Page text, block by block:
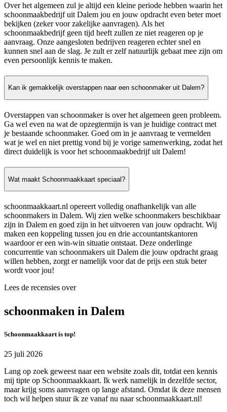
Over het algemeen zul je altijd een kleine periode hebben waarin het
schoonmaakbedrijf uit Dalem jou en jouw opdracht even beter moet
bekijken (zeker voor zakelijke aanvragen). Als het
schoonmaakbedrijf geen tijd heeft zullen ze niet reageren op je
aanvraag. Onze aangesloten bedrijven reageren echter snel en
kunnen snel aan de slag. Je zult er zelf natuurlijk gebaat mee zijn om
even persoonlijk kennis te maken.
Kan ik gemakkelijk overstappen naar een schoonmaker uit Dalem?
Overstappen van schoonmaker is over het algemeen geen probleem.
Ga wel even na wat de opzegtermijn is van je huidige contract met
je bestaande schoonmaker. Goed om in je aanvraag te vermelden
wat je wel en niet prettig vond bij je vorige samenwerking, zodat het
direct duidelijk is voor het schoonmaakbedrijf uit Dalem!
Wat maakt Schoonmaakkaart speciaal?
schoonmaakkaart.nl opereert volledig onafhankelijk van alle
schoonmakers in Dalem. Wij zien welke schoonmakers beschikbaar
zijn in Dalem en goed zijn in het uitvoeren van jouw opdracht. Wij
maken een koppeling tussen jou en drie accountantskantoren
waardoor er een win-win situatie ontstaat. Deze onderlinge
concurrentie van schoonmakers uit Dalem die jouw opdracht graag
willen hebben, zorgt er namelijk voor dat de prijs een stuk beter
wordt voor jou!
Lees de recensies over
schoonmaken in Dalem
Schoonmaakkaart is top!
25 juli 2026
Lang op zoek geweest naar een website zoals dit, totdat een kennis
mij tipte op Schoonmaakkaart. Ik werk namelijk in dezelfde sector,
maar krijg soms aanvragen op lange afstand. Omdat ik deze mensen
toch wil helpen stuur ik ze vanaf nu naar schoonmaakkaart.nl!